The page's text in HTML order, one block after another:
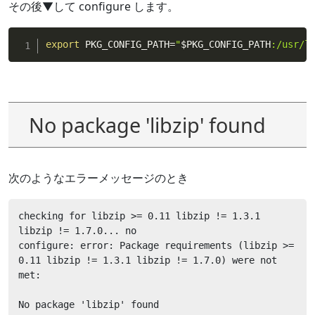
その後▼して configure します。
export PKG_CONFIG_PATH="$PKG_CONFIG_PATH:/usr/
No package 'libzip' found
次のようなエラーメッセージのとき
checking for libzip >= 0.11 libzip != 1.3.1
libzip != 1.7.0... no
configure: error: Package requirements (libzip >=
0.11 libzip != 1.3.1 libzip != 1.7.0) were not
met:
No package 'libzip' found